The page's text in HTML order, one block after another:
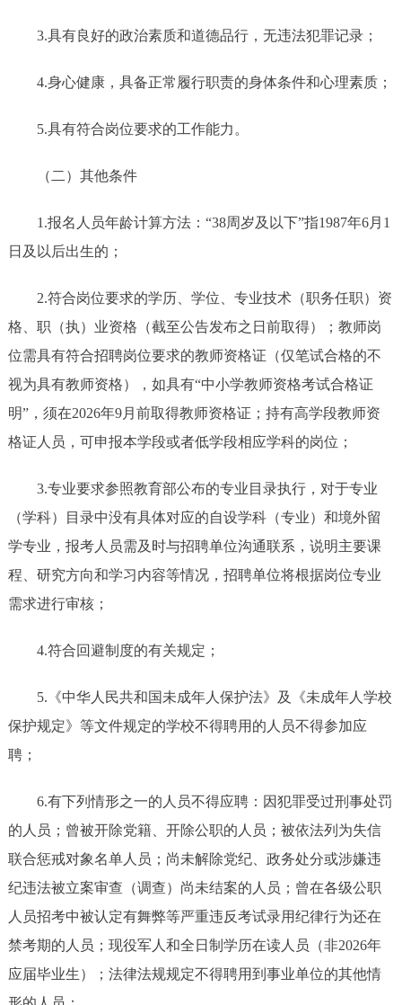
3.具有良好的政治素质和道德品行，无违法犯罪记录；
4.身心健康，具备正常履行职责的身体条件和心理素质；
5.具有符合岗位要求的工作能力。
（二）其他条件
1.报名人员年龄计算方法：“38周岁及以下”指1987年6月1
日及以后出生的；
2.符合岗位要求的学历、学位、专业技术（职务任职）资
格、职（执）业资格（截至公告发布之日前取得）；教师岗
位需具有符合招聘岗位要求的教师资格证（仅笔试合格的不
视为具有教师资格），如具有“中小学教师资格考试合格证
明”，须在2026年9月前取得教师资格证；持有高学段教师资
格证人员，可申报本学段或者低学段相应学科的岗位；
3.专业要求参照教育部公布的专业目录执行，对于专业
（学科）目录中没有具体对应的自设学科（专业）和境外留
学专业，报考人员需及时与招聘单位沟通联系，说明主要课
程、研究方向和学习内容等情况，招聘单位将根据岗位专业
需求进行审核；
4.符合回避制度的有关规定；
5.《中华人民共和国未成年人保护法》及《未成年人学校
保护规定》等文件规定的学校不得聘用的人员不得参加应
聘；
6.有下列情形之一的人员不得应聘：因犯罪受过刑事处罚
的人员；曾被开除党籍、开除公职的人员；被依法列为失信
联合惩戒对象名单人员；尚未解除党纪、政务处分或涉嫌违
纪违法被立案审查（调查）尚未结案的人员；曾在各级公职
人员招考中被认定有舞弊等严重违反考试录用纪律行为还在
禁考期的人员；现役军人和全日制学历在读人员（非2026年
应届毕业生）；法律法规规定不得聘用到事业单位的其他情